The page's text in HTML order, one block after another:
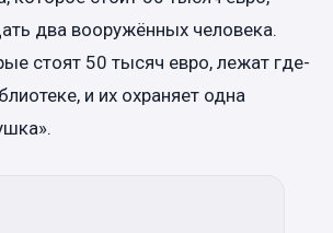
два вооружённых человека.
стоят 50 тысяч евро, лежат где-
и их охраняет одна